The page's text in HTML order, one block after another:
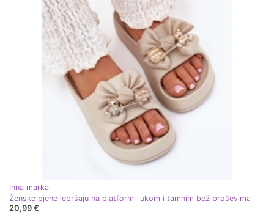
Inna marka
Ženske pjene lepršaju na platformi lukom i tamnim bež broševima
20,99 €